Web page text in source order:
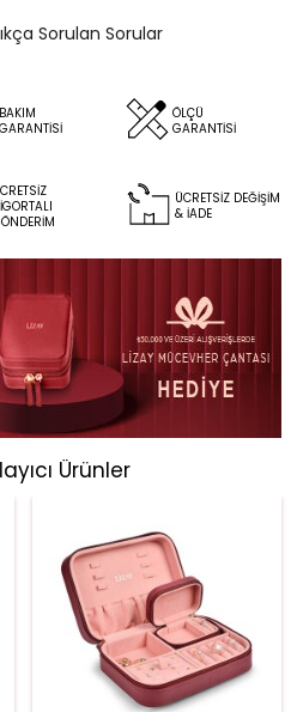
Sorulan Sorular
BAKIM
GARANTİSİ
ÖLÇÜ
GARANTİSİ
ÜCRETSİZ DEĞİŞİM
& İADE
Ürünler